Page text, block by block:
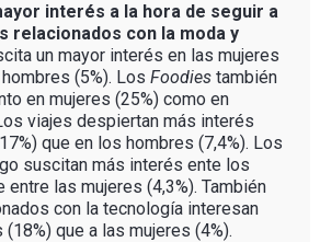
interés a la hora de seguir a
relacionados con la moda y
un mayor interés en las mujeres
(5%). Los Foodiestambién
en mujeres (25%) como en
viajes despiertan más interés
que en los hombres (7,4%). Los
suscitan más interés ente los
entre las mujeres (4,3%). También
con la tecnología interesan
que a las mujeres (4%).